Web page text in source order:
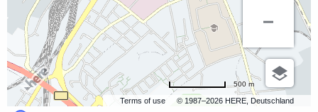
Terms of use © 1987–2026 HERE, Deutschland
500 m